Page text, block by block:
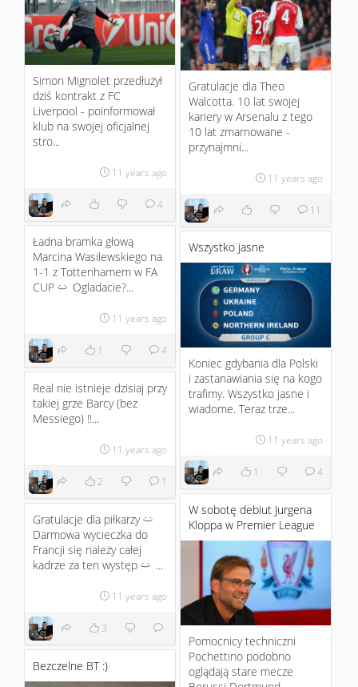
Gratulacje dla Theo
Walcotta. 10 lat swojej
kariery w Arsenalu z tego
10 lat zmarnowane -
przynajmni...
11 years ago
11
Simon Mignolet przedłużył
dziś kontrakt z FC
Liverpool - poinformował
klub na swojej oficjalnej
stro...
11 years ago
4
Ładna bramka głową
Marcina Wasilewskiego na
1-1 z Tottenhamem w FA
CUP :) Ogladacie?...
11 years ago
1 4
Wszystko jasne
Koniec gdybania dla Polski
i zastanawiania się na kogo
trafimy. Wszystko jasne i
wiadome. Teraz trze...
11 years ago
1 4
Real nie istnieje dzisiaj przy
takiej grze Barcy (bez
Messiego) !!...
11 years ago
2 1
W sobotę debiut Jurgena
Kloppa w Premier League
Pomocnicy techniczni
Pochettino podobno
oglądają stare mecze
Gratulacje dla piłkarzy :)
Darmowa wycieczka do
Francji się należy całej
kadrze za ten występ :) ...
11 years ago
3
Bezczelne BT :)